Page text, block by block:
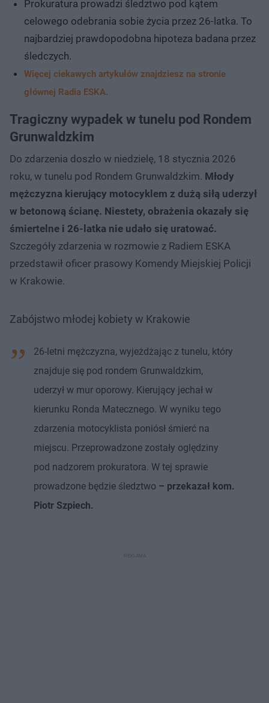
Prokuratura prowadzi śledztwo pod kątem
celowego odebrania sobie życia przez 26-latka. To
najbardziej prawdopodobna hipoteza badana przez
śledczych.
Więcej ciekawych artykułów znajdziesz na stronie
głównej Radia ESKA.
Tragiczny wypadek w tunelu pod Rondem
Grunwaldzkim
Do zdarzenia doszło w niedzielę, 18 stycznia 2026
roku, w tunelu pod Rondem Grunwaldzkim. Młody
mężczyzna kierujący motocyklem z dużą siłą uderzył
w betonową ścianę. Niestety, obrażenia okazały się
śmiertelne i 26-latka nie udało się uratować.
Szczegóły zdarzenia w rozmowie z Radiem ESKA
przedstawił oficer prasowy Komendy Miejskiej Policji
w Krakowie.
Zabójstwo młodej kobiety w Krakowie
26-letni mężczyzna, wyjeżdżając z tunelu, który
znajduje się pod rondem Grunwaldzkim,
uderzył w mur oporowy. Kierujący jechał w
kierunku Ronda Matecznego. W wyniku tego
zdarzenia motocyklista poniósł śmierć na
miejscu. Przeprowadzone zostały oględziny
pod nadzorem prokuratora. W tej sprawie
prowadzone będzie śledztwo – przekazał kom.
Piotr Szpiech.